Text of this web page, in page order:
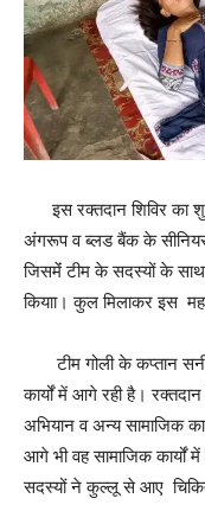
इस रक्तदान शिविर का
अंगरूप व ब्लड बैंक के सीनियर
जिसमेंं टीम के सदस्यों के साथ
कियाा। कुल मिलाकर इस
टीम गोली के कप्तान सनी
कार्यों में आगे रही है।
अभियान व अन्य सामाजिक
आगे भी वह सामाजिक
सदस्यों ने कुल्लू से आए